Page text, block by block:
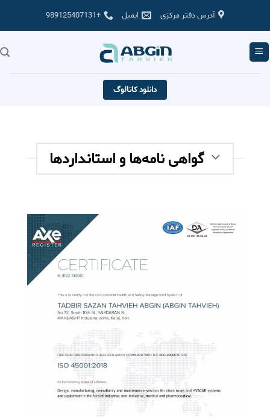
آدرس دفتر مرکزی ایمیل +989125407131
دانلود کاتالوگ
گواهی نامه‌ها و استاندارد‌ها